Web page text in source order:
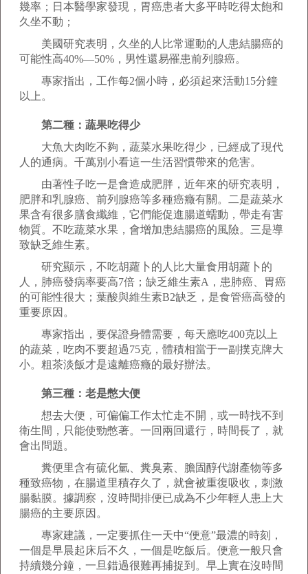
幾率；日本醫學家發現，胃癌患者大多平時吃得太飽和
久坐不動；
美國研究表明，久坐的人比常運動的人患結腸癌的
可能性高40%—50%，男性還易罹患前列腺癌。
專家指出，工作每2個小時，必須起來活動15分鐘
以上。
第二種：蔬果吃得少
大魚大肉吃不夠，蔬菜水果吃得少，已經成了現代
人的通病。千萬別小看這一生活習慣帶來的危害。
由著性子吃一是會造成肥胖，近年來的研究表明，
肥胖和乳腺癌、前列腺癌等多種癌癥有關。二是蔬菜水
果含有很多膳食纖維，它們能促進腸道蠕動，帶走有害
物質。不吃蔬菜水果，會增加患結腸癌的風險。三是導
致缺乏維生素。
研究顯示，不吃胡蘿卜的人比大量食用胡蘿卜的
人，肺癌發病率要高7倍；缺乏維生素A，患肺癌、胃癌
的可能性很大；葉酸與維生素B2缺乏，是食管癌高發的
重要原因。
專家指出，要保證身體需要，每天應吃400克以上
的蔬菜，吃肉不要超過75克，體積相當于一副撲克牌大
小。粗茶淡飯才是遠離癌癥的最好辦法。
第三種：老是憋大便
想去大便，可偏偏工作太忙走不開，或一時找不到
衛生間，只能使勁憋著。一回兩回還行，時間長了，就
會出問題。
糞便里含有硫化氫、糞臭素、膽固醇代謝產物等多
種致癌物，在腸道里積存久了，就會被重復吸收，刺激
腸黏膜。據調察，沒時間排便已成為不少年輕人患上大
腸癌的主要原因。
專家建議，一定要抓住一天中“便意”最濃的時刻，
一個是早晨起床后不久，一個是吃飯后。便意一般只會
持續幾分鐘，一旦錯過很難再捕捉到。早上實在沒時間